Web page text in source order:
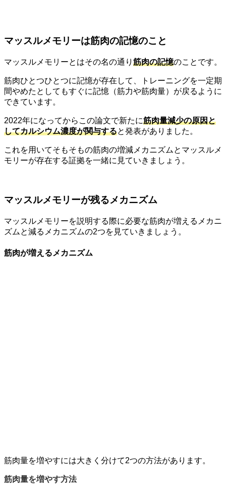
マッスルメモリーは筋肉の記憶のこと
マッスルメモリーとはその名の通り 筋肉の記憶のことです。
筋肉ひとつひとつに記憶が存在して、トレーニングを一定期
間やめたとしてもすぐに記憶（筋力や筋肉量）が戻るように
できています。
2022年になってからこの論文で新たに筋肉量減少の原因と
してカルシウム濃度が関与すると発表がありました。
これを用いてそもそもの筋肉の増減メカニズムとマッスルメ
モリーが存在する証拠を一緒に見ていきましょう。
マッスルメモリーが残るメカニズム
マッスルメモリーを説明する際に必要な筋肉が増えるメカニ
ズムと減るメカニズムの2つを見ていきましょう。
筋肉が増えるメカニズム
筋肉量を増やすには大きく分けて2つの方法があります。
筋肉量を増やす方法